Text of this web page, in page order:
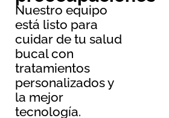
Nuestro equipo
está listo para
cuidar de tu salud
bucal con
tratamientos
personalizados y
la mejor
tecnología.